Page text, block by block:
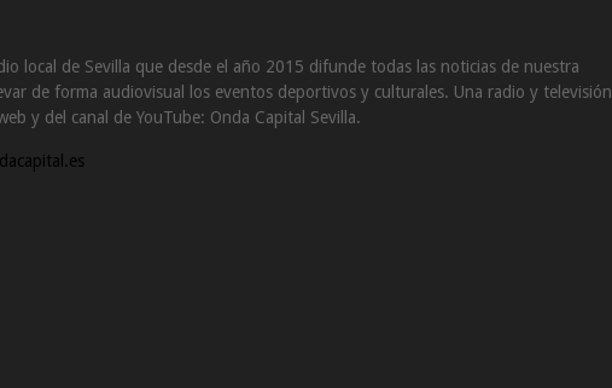
local de Sevilla que desde el año 2015 difunde todas las noticias de nuestra
de forma audiovisual los eventos deportivos y culturales. Una radio y televisión
y del canal de YouTube: Onda Capital Sevilla.